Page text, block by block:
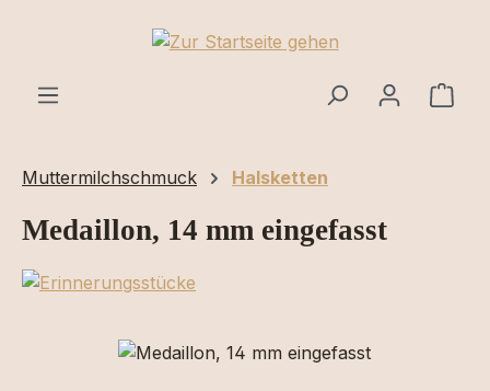
Zum Hauptinhalt springen
Muttermilchschmuck Halsketten
Medaillon, 14 mm eingefasst
Bildergalerie überspringen